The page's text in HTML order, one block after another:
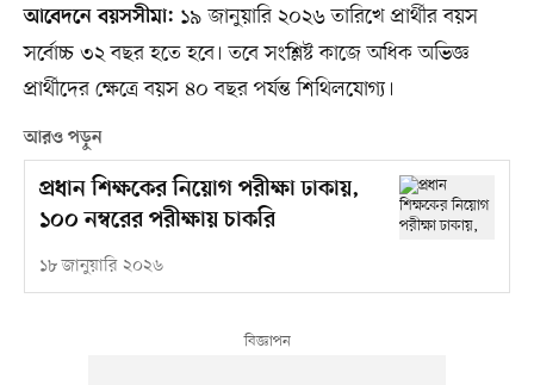
আবেদনে বয়সসীমা: ১৯ জানুয়ারি ২০২৬ তারিখে প্রার্থীর বয়স
সর্বোচ্চ ৩২ বছর হতে হবে। তবে সংশ্লিষ্ট কাজে অধিক অভিজ্ঞ
প্রার্থীদের ক্ষেত্রে বয়স ৪০ বছর পর্যন্ত শিথিলযোগ্য।
আরও পড়ুন
প্রধান শিক্ষকের নিয়োগ পরীক্ষা ঢাকায়,
১০০ নম্বরের পরীক্ষায় চাকরি
১৮ জানুয়ারি ২০২৬